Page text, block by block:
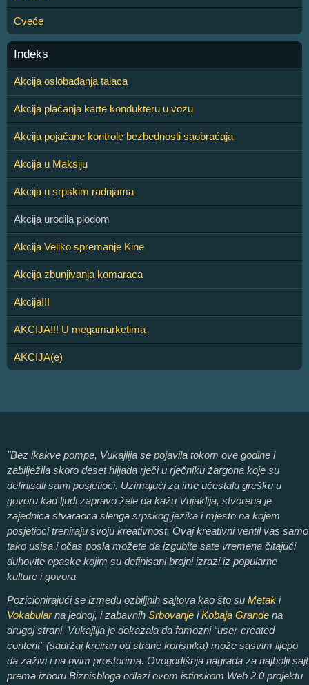
Cveće
Indeks
Akcija oslobađanja talaca
Akcija plaćanja karte kondukteru u vozu
Akcija pojačane kontrole bezbednosti saobraćaja
Akcija u Maksiju
Akcija u srpskim radnjama
Akcija urodila plodom
Akcija Veliko spremanje Kine
Akcija zbunjivanja komaraca
Akcija!!!
AKCIJA!!! U megamarketima
AKCIJA(e)
"Bez ikakve pompe, Vukajlija se pojavila tokom ove godine i
zabilježila skoro deset hiljada rječi u rječniku žargona koje su
definisali sami posjetioci. Uzimajući za ime učestalu grešku u
govoru kad ljudi zapravo žele da kažu Vujaklija, stvorena je
zajednica stvaraoca slenga srpskog jezika i mjesto na kojem
posjetioci treniraju svoju kreativnost. Ovaj kreativni ventil vas samo
tako usisa i očas posla možete da izgubite sate vremena čitajući
duhovite opaske kojim su definisani brojni izrazi iz popularne
kulture i govora
Pozicionirajući se između ozbiljnih sajtova kao što su Metak i
Vokabularna jednoj, i zabavnih Srbovanje iKobaja Grande na
drugoj strani, Vukajlija je dokazala da famozni “user-created
content” (sadržaj kreiran od strane korisnika) može sasvim lijepo
da zaživi i na ovim prostorima. Ovogodišnja nagrada za najbolji sajt
prema izboru Biznisbloga odlazi ovom istinskom Web 2.0 projektu